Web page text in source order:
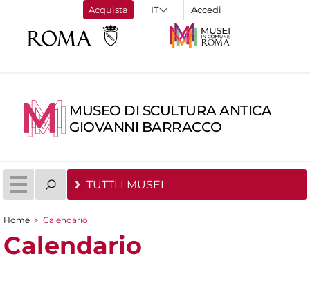
Acquista Accedi
MUSEO DI SCULTURA ANTICA
GIOVANNI BARRACCO
TUTTI I MUSEI
Tu sei qui
Home > Calendario
Calendario